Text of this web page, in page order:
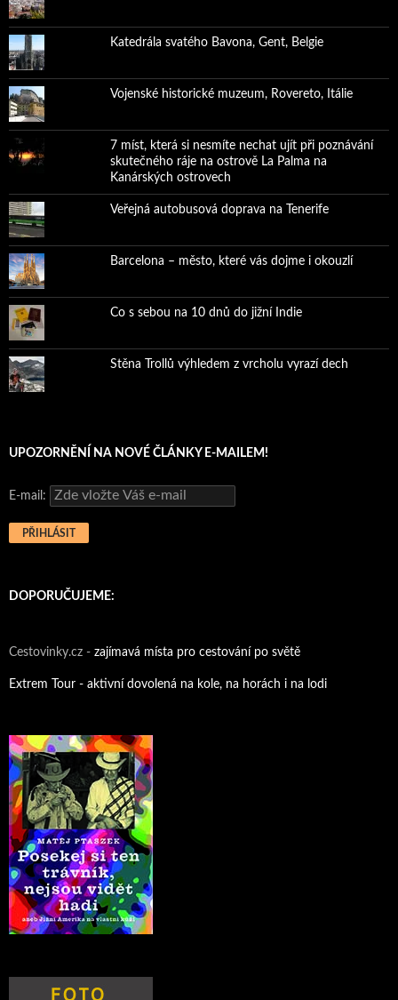
Katedrála svatého Bavona, Gent, Belgie
Vojenské historické muzeum, Rovereto, Itálie
7 míst, která si nesmíte nechat ujít při poznávání
skutečného ráje na ostrově La Palma na
Kanárských ostrovech
Veřejná autobusová doprava na Tenerife
Barcelona – město, které vás dojme i okouzlí
Co s sebou na 10 dnů do jižní Indie
Stěna Trollů výhledem z vrcholu vyrazí dech
UPOZORNĚNÍ NA NOVÉ ČLÁNKY E-MAILEM!
E-mail:
DOPORUČUJEME:
Cestovinky.cz - zajímavá místa pro cestování po světě
Extrem Tour - aktivní dovolená na kole, na horách i na lodi